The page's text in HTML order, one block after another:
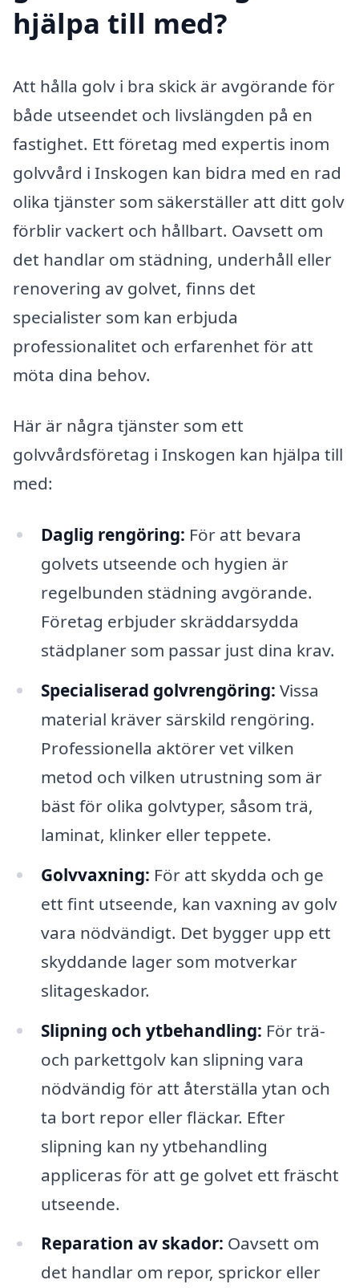
hjälpa till med?
Att hålla golv i bra skick är avgörande för
både utseendet och livslängden på en
fastighet. Ett företag med expertis inom
golvvård i Inskogen kan bidra med en rad
olika tjänster som säkerställer att ditt golv
förblir vackert och hållbart. Oavsett om
det handlar om städning, underhåll eller
renovering av golvet, finns det
specialister som kan erbjuda
professionalitet och erfarenhet för att
möta dina behov.
Här är några tjänster som ett
golvvårdsföretag i Inskogen kan hjälpa till
med:
Daglig rengöring: För att bevara
golvets utseende och hygien är
regelbunden städning avgörande.
Företag erbjuder skräddarsydda
städplaner som passar just dina krav.
Specialiserad golvrengöring: Vissa
material kräver särskild rengöring.
Professionella aktörer vet vilken
metod och vilken utrustning som är
bäst för olika golvtyper, såsom trä,
laminat, klinker eller teppete.
Golvvaxning: För att skydda och ge
ett fint utseende, kan vaxning av golv
vara nödvändigt. Det bygger upp ett
skyddande lager som motverkar
slitageskador.
Slipning och ytbehandling: För trä-
och parkettgolv kan slipning vara
nödvändig för att återställa ytan och
ta bort repor eller fläckar. Efter
slipning kan ny ytbehandling
appliceras för att ge golvet ett fräscht
utseende.
Reparation av skador: Oavsett om
det handlar om repor, sprickor eller